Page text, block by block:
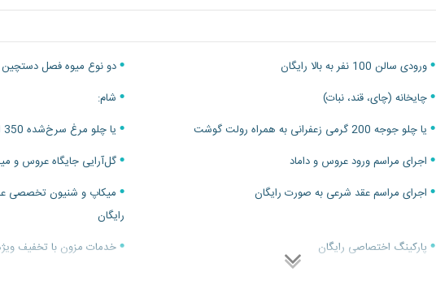
ورودی سالن 100 نفر به بالا رایگان
دو نوع میوه فصل
چایخانه (چای، قند، نبات)
شام:
یا چلو جوجه 200 گرمی زعفرانی به همراه رولت گوشت
یا چلو مرغ سرخ‌شده 350 الی 400 گرمی با برنج ایرانی
اجرای مراسم ورود عروس و داماد
گل‌آرایی جایگاه عروس و
اجرای مراسم عقد شرعی به صورت رایگان
میکاپ و شنیون تخصصی
رایگان
پارکینگ اختصاصی رایگان
خدمات مزون با تخفیف